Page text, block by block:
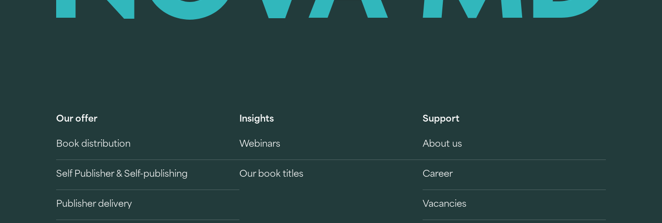
Our offer
Book distribution
Self Publisher & Self-publishing
Publisher delivery
Insights
Webinars
Our book titles
Support
About us
Career
Vacancies